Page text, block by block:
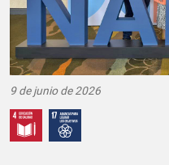
9 de junio de 2026